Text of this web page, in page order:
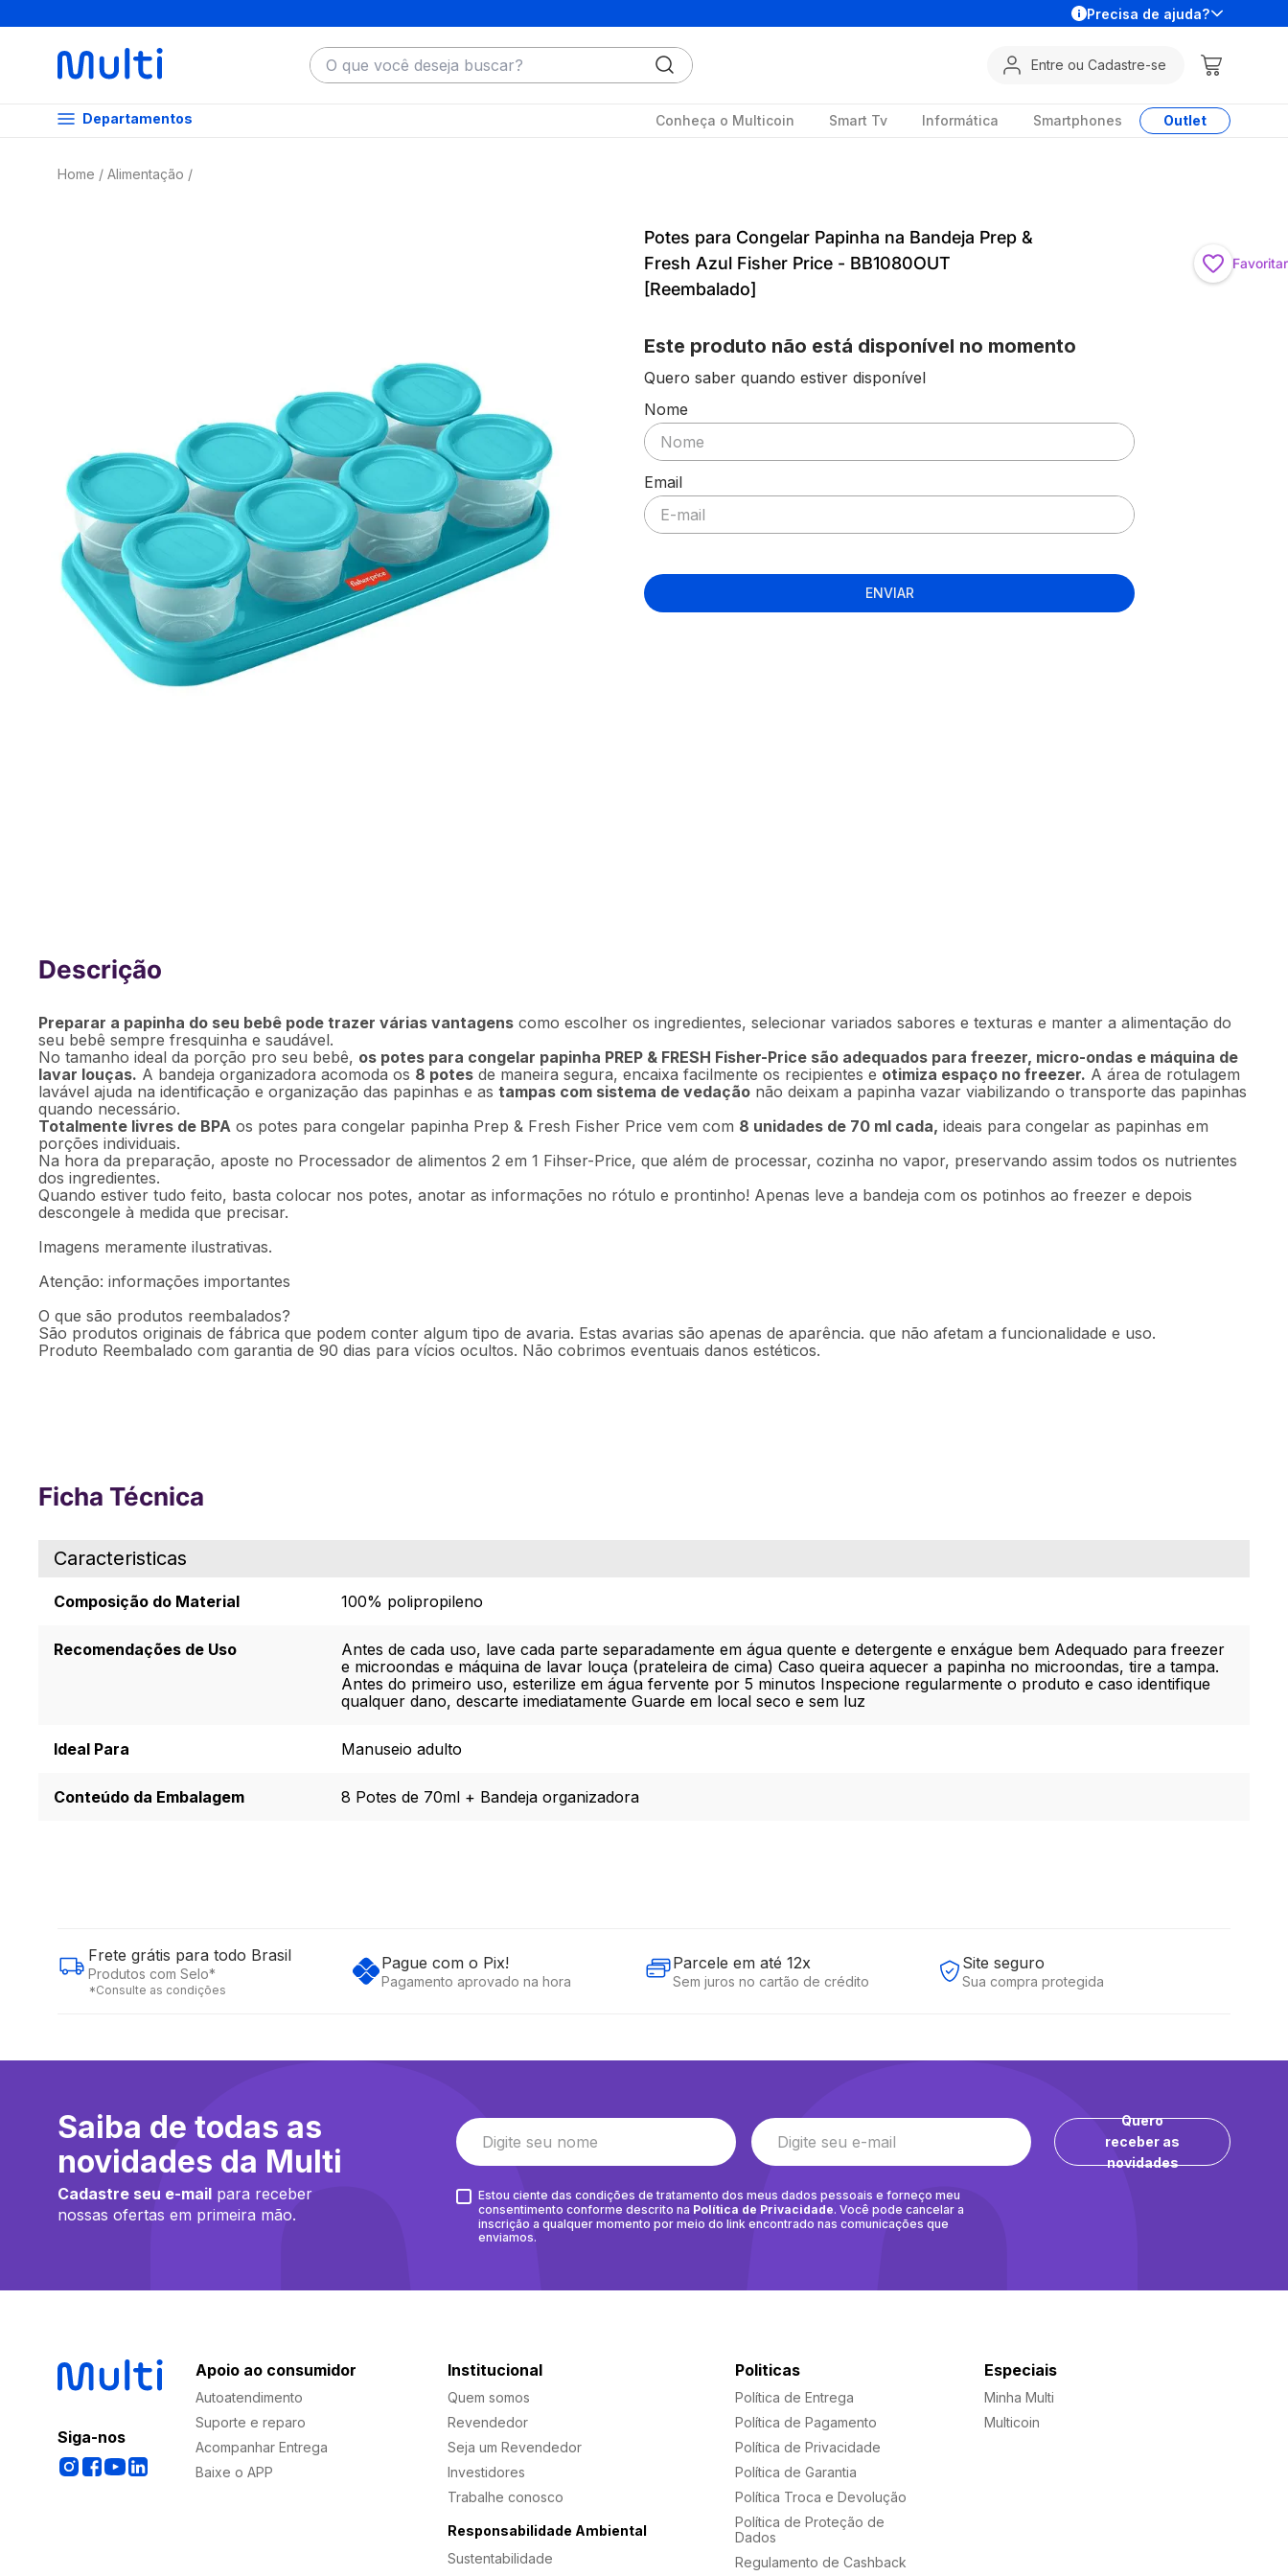
Precisa de ajuda?
O que você deseja buscar?
Entre ou Cadastre-se
Departamentos Conheça o Multicoin Smart Tv Informática Smartphones Outlet
Alimentação
Potes para Congelar Papinha na Bandeja Prep &
Fresh Azul Fisher Price - BB1080OUT
[Reembalado]
Favoritar
Este produto não está disponível no momento
Quero saber quando estiver disponível
ENVIAR
Fisher Price - BB1080OUT [Reembalado]
Preparar a papinha do seu bebê pode trazer várias vantagens como escolher os ingredientes, selecionar variados sabores e texturas e manter a alimentação do
seu bebê sempre fresquinha e saudável.
No tamanho ideal da porção pro seu bebê, os potes para congelar papinha PREP & FRESH Fisher-Price são adequados para freezer, micro-ondas e máquina de
lavar louças. A bandeja organizadora acomoda os 8 potes de maneira segura, encaixa facilmente os recipientes e otimiza espaço no freezer. A área de rotulagem
lavável ajuda na identificação e organização das papinhas e as tampas com sistema de vedação não deixam a papinha vazar viabilizando o transporte das papinhas
quando necessário.
Totalmente livres de BPA os potes para congelar papinha Prep & Fresh Fisher Price vem com 8 unidades de 70 ml cada, ideais para congelar as papinhas em
porções individuais.
Na hora da preparação, aposte no Processador de alimentos 2 em 1 Fihser-Price, que além de processar, cozinha no vapor, preservando assim todos os nutrientes
dos ingredientes.
Quando estiver tudo feito, basta colocar nos potes, anotar as informações no rótulo e prontinho! Apenas leve a bandeja com os potinhos ao freezer e depois
descongele à medida que precisar.
Imagens meramente ilustrativas.
Atenção: informações importantes
O que são produtos reembalados?
São produtos originais de fábrica que podem conter algum tipo de avaria. Estas avarias são apenas de aparência. que não afetam a funcionalidade e uso.
Produto Reembalado com garantia de 90 dias para vícios ocultos. Não cobrimos eventuais danos estéticos.
Ficha Técnica
Caracteristicas
Composição do Material 100% polipropileno
Recomendações de Uso
Antes de cada uso, lave cada parte separadamente em água quente e detergente e enxágue bem Adequado para freezer
e microondas e máquina de lavar louça (prateleira de cima) Caso queira aquecer a papinha no microondas, tire a tampa.
Antes do primeiro uso, esterilize em água fervente por 5 minutos Inspecione regularmente o produto e caso identifique
qualquer dano, descarte imediatamente Guarde em local seco e sem luz
Ideal Para Manuseio adulto
Conteúdo da Embalagem 8 Potes de 70ml + Bandeja organizadora
Frete grátis para todo Brasil
Produtos com Selo*
*Consulte as condições
Pague com o Pix!
Pagamento aprovado na hora
Parcele em até 12x
Sem juros no cartão de crédito
Site seguro
Sua compra protegida
Saiba de todas as
novidades da Multi
Cadastre seu e-mail para receber
nossas ofertas em primeira mão.
Quero
receber as
novidades
Estou ciente das condições de tratamento dos meus dados pessoais e forneço meu
consentimento conforme descrito na Política de Privacidade. Você pode cancelar a
inscrição a qualquer momento por meio do link encontrado nas comunicações que
enviamos.
Siga-nos
Apoio ao consumidor
Autoatendimento
Suporte e reparo
Acompanhar Entrega
Baixe o APP
Institucional
Quem somos
Revendedor
Seja um Revendedor
Investidores
Trabalhe conosco
Responsabilidade Ambiental
Sustentabilidade
Politicas
Política de Entrega
Política de Pagamento
Política de Privacidade
Política de Garantia
Política Troca e Devolução
Política de Proteção de
Dados
Regulamento de Cashback
Especiais
Minha Multi
Multicoin